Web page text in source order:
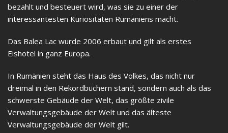
bezahlt und besteuert wird, was sie zu einer der
interessantesten Kuriositäten Rumäniens macht.
Das Balea Lac wurde 2006 erbaut und gilt als erstes
Eishotel in ganz Europa.
In Rumänien steht das Haus des Volkes, das nicht nur
dreimal in den Rekordbüchern stand, sondern auch als das
schwerste Gebäude der Welt, das größte zivile
Verwaltungsgebäude der Welt und das älteste
Verwaltungsgebäude der Welt gilt.